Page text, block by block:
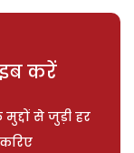
करें
से जुड़ी हर